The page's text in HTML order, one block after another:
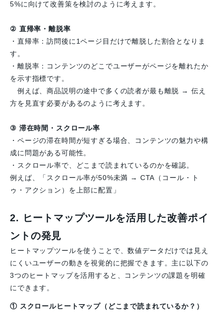
5%に向けて改善策を検討のように考えます。
② 直帰率・離脱率
・直帰率：訪問後に1ページ目だけで離脱した割合となりま
す。
・離脱率：コンテンツのどこでユーザーがページを離れたか
を示す指標です。
例えば、商品説明の途中で多くの読者が最も離脱 → 伝え
方を見直す必要があるのように考えます。
③ 滞在時間・スクロール率
・ページの滞在時間が短すぎる場合、コンテンツの魅力や構
成に問題がある可能性。
・スクロール率で、どこまで読まれているのかを確認。
例えば、「スクロール率が50%未満 → CTA（コール・ト
ゥ・アクション）を上部に配置」
2. ヒートマップツールを活用した改善ポイ
ントの発見
ヒートマップツールを使うことで、数値データだけでは見え
にくいユーザーの動きを視覚的に把握できます。主に以下の
3つのヒートマップを活用すると、コンテンツの課題を明確
にできます。
① スクロールヒートマップ（どこまで読まれているか？）